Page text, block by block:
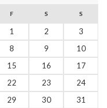
F S S
1 2
3
8 9
10
15 16
17
22 23
24
29 30
31